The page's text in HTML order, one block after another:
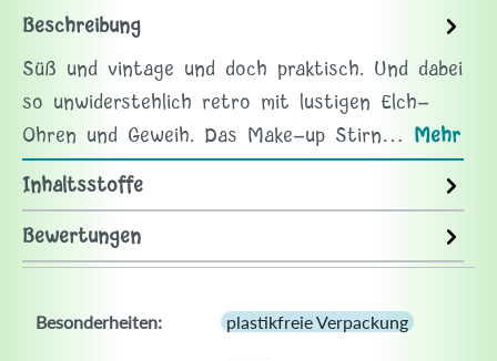
Beschreibung
Süß und vintage und doch praktisch. Und dabei
so unwiderstehlich retro mit lustigen Elch-
Ohren und Geweih. Das Make-up Stirn… Mehr
Inhaltsstoffe
Bewertungen
Besonderheiten: plastikfreie Verpackung